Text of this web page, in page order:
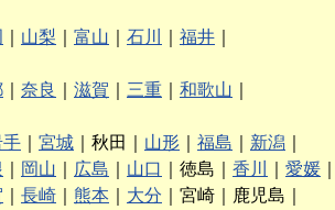
山梨 富山 石川 福井
奈良 滋賀 三重 和歌山
手 宮城 秋田｜ 山形 福島 新潟
岡山 広島 山口 徳島｜ 香川 愛媛
長崎 熊本 大分 宮崎｜ 鹿児島｜